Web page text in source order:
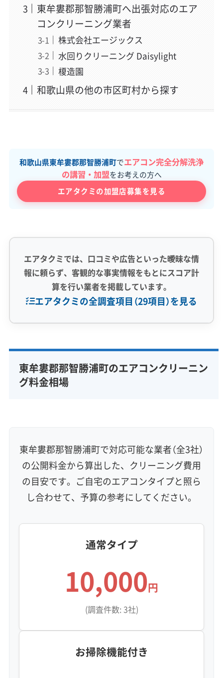
東牟婁郡那智勝浦町へ出張対応のエア
コンクリーニング業者
株式会社エージックス
水回りクリーニング Daisylight
榎造園
和歌山県の他の市区町村から探す
和歌山県東牟婁郡那智勝浦町でエアコン完全分解洗浄
の講習・加盟をお考えの方へ
エアタクミの加盟店募集を見る
エアタクミでは、口コミや広告といった曖昧な情
報に頼らず、客観的な事実情報をもとにスコア計
算を行い業者を掲載しています。
エアタクミの全調査項目（29項目）を見る
完全分解洗浄 部分クリーニング
実績10年以上
資格保有スタッフ
エコ洗剤使用
アレルギー対策
ハウスダスト除去
地域密着型
フランチャイズ
利便性・サービス (12)
定額料金 複数台割引 初回割引
定期メンテナンス
東牟婁郡那智勝浦町のエアコンクリーニン
グ料金相場
東牟婁郡那智勝浦町で対応可能な業者（全3社）
の公開料金から算出した、クリーニング費用
の目安です。ご自宅のエアコンタイプと照ら
し合わせて、予算の参考にしてください。
通常タイプ
10,000円
(調査件数: 3社)
お掃除機能付き